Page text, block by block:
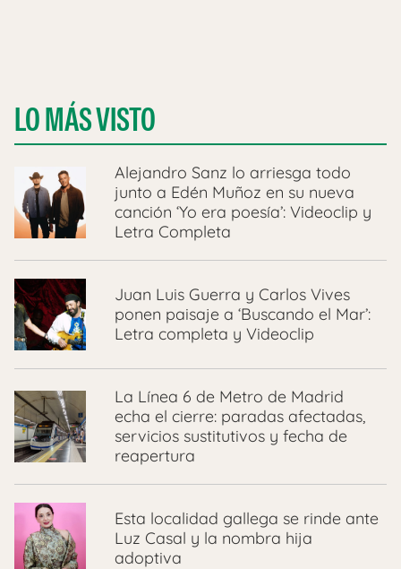
LO MÁS VISTO
Alejandro Sanz lo arriesga todo
junto a Edén Muñoz en su nueva
canción ‘Yo era poesía’: Videoclip y
Letra Completa
Juan Luis Guerra y Carlos Vives
ponen paisaje a ‘Buscando el Mar’:
Letra completa y Videoclip
La Línea 6 de Metro de Madrid
echa el cierre: paradas afectadas,
servicios sustitutivos y fecha de
reapertura
Esta localidad gallega se rinde ante
Luz Casal y la nombra hija
adoptiva